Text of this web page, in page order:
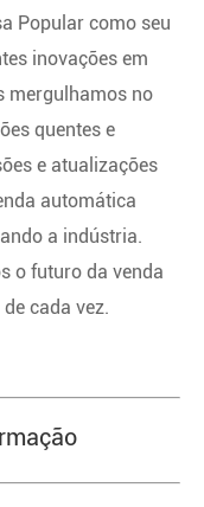
Popular como seu
inovações em
mergulhamos no
quentes e
e atualizações
automática
a indústria.
o futuro da venda
cada vez.